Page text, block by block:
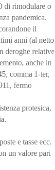
di rimodulare o
pandemica.
il
anni (al netto
deroghe relative
anche in
comma 1-ter,
fermo
protesica,
e tasse ecc.
un valore pari